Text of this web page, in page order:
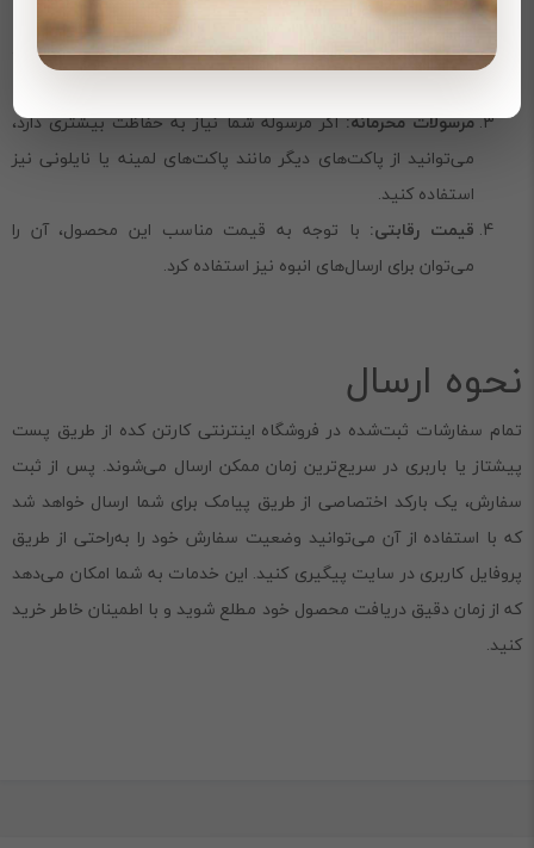
شوید که پاکت مناسب است.
نوع مرسوله را در نظر بگیرید:این پاکت برای ارسال کالاهای سبک و
مرسولات محرمانه:اگر مرسوله شما نیاز به حفاظت بیشتری دارد،
می‌توانید از پاکت‌های دیگر مانند پاکت‌های لمینه یا نایلونی نیز
استفاده کنید.
قیمت رقابتی: با توجه به قیمت مناسب این محصول، آن را
می‌توان برای ارسال‌های انبوه نیز استفاده کرد.
نحوه ارسال
تمام سفارشات ثبت‌شده در فروشگاه اینترنتی کارتن کده از طریق پست
پیشتاز یا باربری در سریع‌ترین زمان ممکن ارسال می‌شوند. پس از ثبت
سفارش، یک بارکد اختصاصی از طریق پیامک برای شما ارسال خواهد شد
که با استفاده از آن می‌توانید وضعیت سفارش خود را به‌راحتی از طریق
پروفایل کاربری در سایت پیگیری کنید. این خدمات به شما امکان می‌دهد
که از زمان دقیق دریافت محصول خود مطلع شوید و با اطمینان خاطر خرید
کنید.